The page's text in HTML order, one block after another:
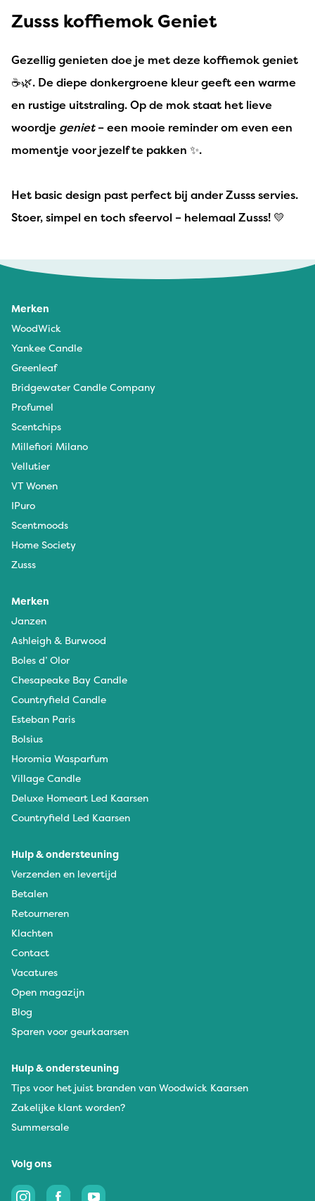
Zusss koffiemok Geniet
Gezellig genieten doe je met deze koffiemok geniet
☕🌿. De diepe donkergroene kleur geeft een warme
en rustige uitstraling. Op de mok staat het lieve
woordje geniet– een mooie reminder om even een
momentje voor jezelf te pakken ✨.
Het basic design past perfect bij ander Zusss servies.
Stoer, simpel en toch sfeervol – helemaal Zusss! 💛
Merken
WoodWick
Yankee Candle
Greenleaf
Bridgewater Candle Company
Profumel
Scentchips
Millefiori Milano
Vellutier
VT Wonen
IPuro
Scentmoods
Home Society
Zusss
Merken
Janzen
Ashleigh & Burwood
Boles d’ Olor
Chesapeake Bay Candle
Countryfield Candle
Esteban Paris
Bolsius
Horomia Wasparfum
Village Candle
Deluxe Homeart Led Kaarsen
Countryfield Led Kaarsen
Hulp & ondersteuning
Verzenden en levertijd
Betalen
Retourneren
Klachten
Contact
Vacatures
Open magazijn
Blog
Sparen voor geurkaarsen
Hulp & ondersteuning
Tips voor het juist branden van Woodwick Kaarsen
Zakelijke klant worden?
Summersale
Volg ons